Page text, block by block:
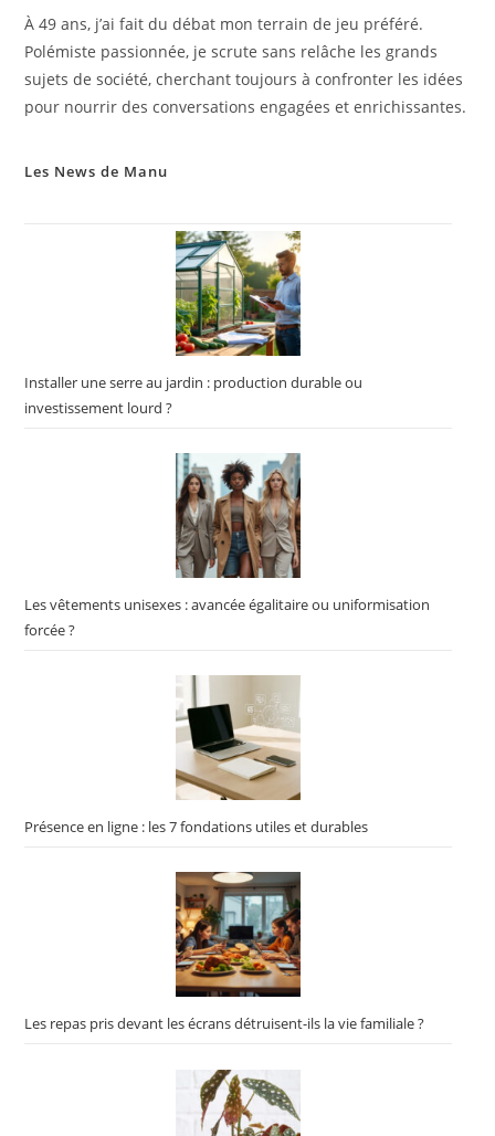
À 49 ans, j’ai fait du débat mon terrain de jeu préféré.
Polémiste passionnée, je scrute sans relâche les grands
sujets de société, cherchant toujours à confronter les idées
pour nourrir des conversations engagées et enrichissantes.
Les News de Manu
Installer une serre au jardin : production durable ou
investissement lourd ?
Les vêtements unisexes : avancée égalitaire ou uniformisation
forcée ?
Présence en ligne : les 7 fondations utiles et durables
Les repas pris devant les écrans détruisent-ils la vie familiale ?